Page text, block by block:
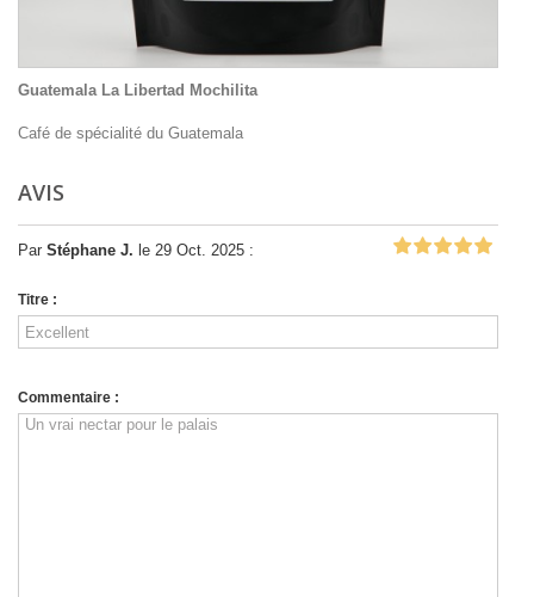
Guatemala La Libertad Mochilita
Café de spécialité du Guatemala
AVIS
Par Stéphane J. le 29 Oct. 2025 :
Titre :
Commentaire :